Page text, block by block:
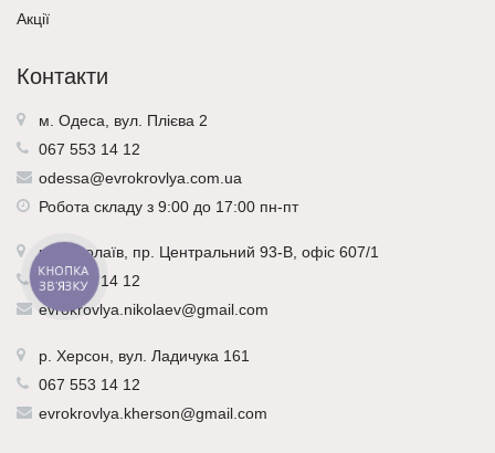
Акції
Контакти
м. Одеса, вул. Плієва 2
067 553 14 12
odessa@evrokrovlya.com.ua
Робота складу з 9:00 до 17:00 пн-пт
р. Миколаїв , пр. Центральний 93-В, офіс 607/1
067 553 14 12
evrokrovlya.nikolaev@gmail.com
р. Херсон , вул. Ладичука 161
067 553 14 12
evrokrovlya.kherson@gmail.com
КНОПКА
ЗВ'ЯЗКУ